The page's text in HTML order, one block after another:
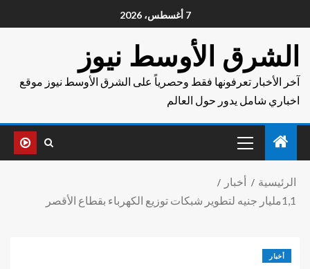
7 أغسطس، 2026
الشرق الأوسط نيوز
آخر الأخبار تعرفونها فقط وحصرياً على الشرق الأوسط نيوز موقع
اخباري شامل يدور حول العالم
الرئيسية
أخبار
1,1مليار جنيه لتطوير شبكات توزيع الكهرباء بقطاع الأقصر
أخبار